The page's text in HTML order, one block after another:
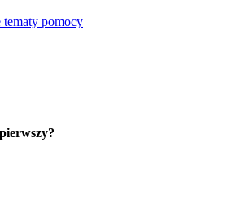
tematy pomocy